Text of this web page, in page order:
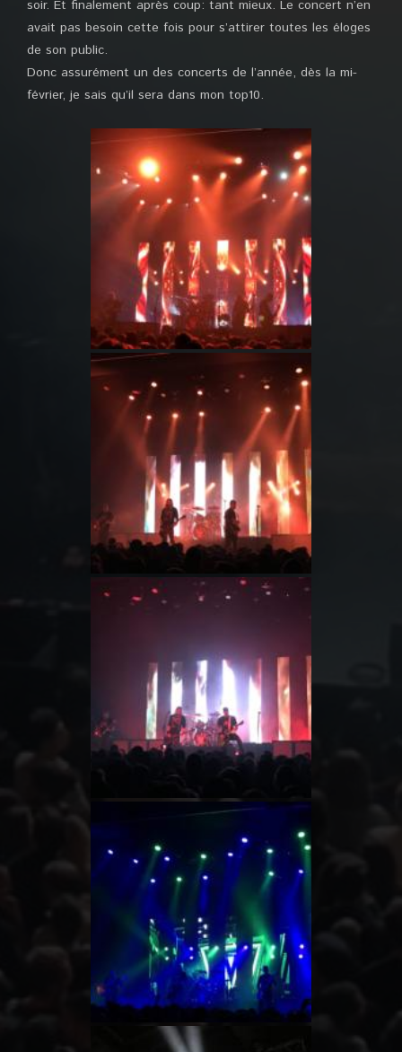
soir. Et finalement après coup: tant mieux. Le concert n’en
avait pas besoin cette fois pour s’attirer toutes les éloges
de son public.
Donc assurément un des concerts de l’année, dès la mi-
février, je sais qu’il sera dans mon top10.